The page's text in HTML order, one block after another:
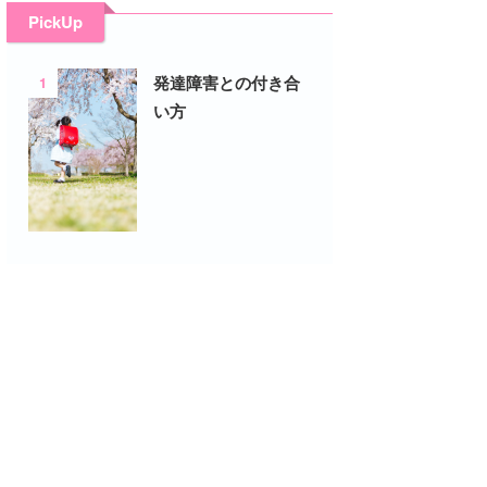
PickUp
1
発達障害との付き合
い方